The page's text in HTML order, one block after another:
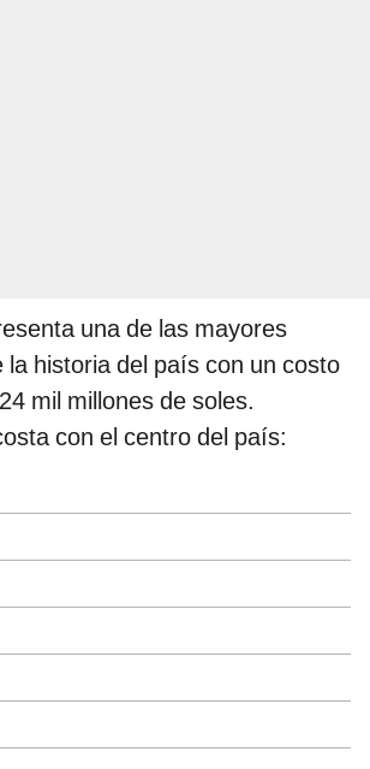
una de las mayores
la historia del país con un costo
mil millones de soles.
con el centro del país: